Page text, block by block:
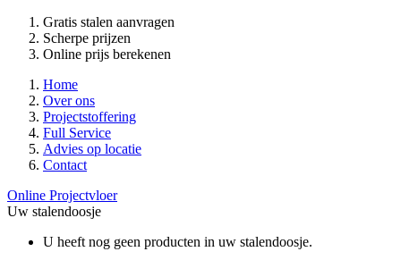
Gratis stalen aanvragen
Scherpe prijzen
Online prijs berekenen
Home
Over ons
Projectstoffering
Full Service
Advies op locatie
Contact
Online Projectvloer
Uw stalendoosje
U heeft nog geen producten in uw stalendoosje.